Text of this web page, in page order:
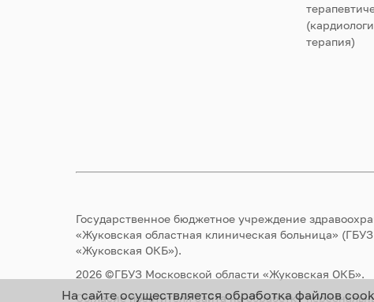
терапия)
Государственное бюджетное учреждение
«Жуковская областная клиническая больница»
«Жуковская ОКБ»).
2026 ©ГБУЗ Московской области «Жуковская ОКБ».
Согласие посетителя сайта на обработку
На сайте осуществляется обработка файлов